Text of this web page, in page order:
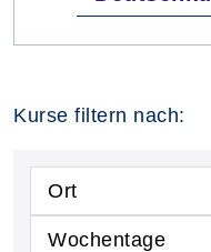
Kurse filtern nach:
Ort
Wochentage